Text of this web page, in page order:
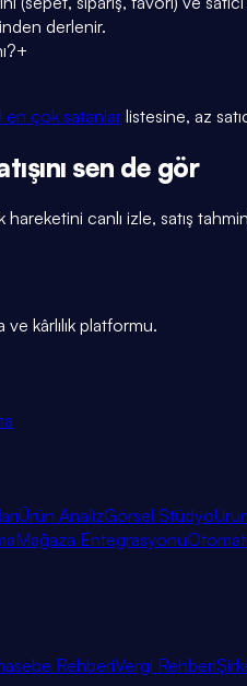
derlenir.
+
en çok satanlarlistesine, az
sen de gör
canlı izle, satış tahmini
ve kârlılık platformu.
Ürün AnalizGörsel Stüdyo
Mağaza Entegrasyonu
RehberiVergi Rehberi